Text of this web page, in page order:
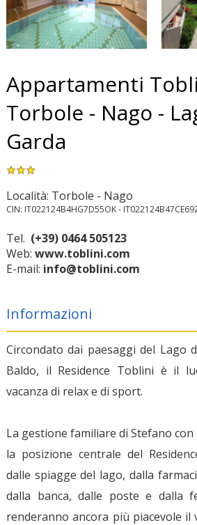
Appartamenti
Torbole - Nago -
Garda
Località: Torbole - Nago
CIN: IT022124B4HG7D55OK -
Tel. (+39) 0464 505123
Web: www.toblini.com
E-mail: info@toblini.com
Informazioni
Circondato dai paesaggi del Lago
Baldo, il Residence Toblini è il
vacanza di relax e di sport.
La gestione familiare di Stefano con
la posizione centrale del
dalle spiagge del lago, dalla
dalla banca, dalle poste e dalla
renderanno ancora più piacevole